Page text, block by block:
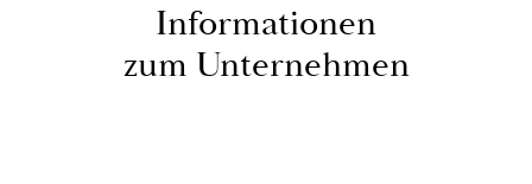
In­for­ma­tio­nen
zum Un­ter­neh­men